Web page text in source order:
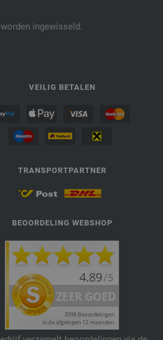
ingewisseld.
VEILIG BETALEN
TRANSPORTPARTNER
BEOORDELING WEBSHOP